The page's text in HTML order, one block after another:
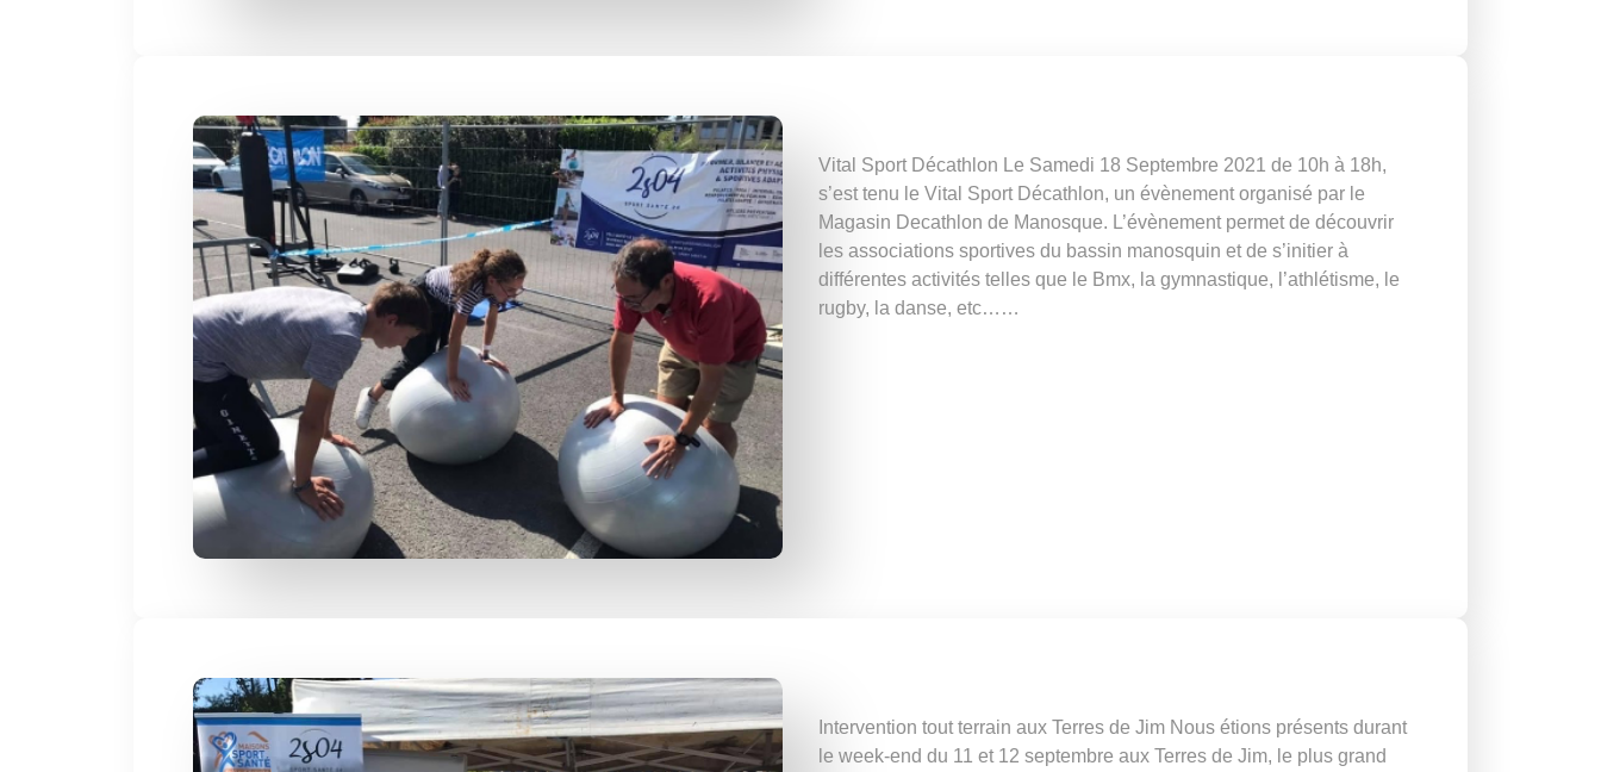
Vital Sport Décathlon Le Samedi 18 Septembre 2021 de 10h à 18h,
s’est tenu le Vital Sport Décathlon, un évènement organisé par le
Magasin Decathlon de Manosque. L’évènement permet de découvrir
les associations sportives du bassin manosquin et de s’initier à
différentes activités telles que le Bmx, la gymnastique, l’athlétisme, le
rugby, la danse, etc……
Intervention tout terrain aux Terres de Jim Nous étions présents durant
le week-end du 11 et 12 septembre aux Terres de Jim, le plus grand